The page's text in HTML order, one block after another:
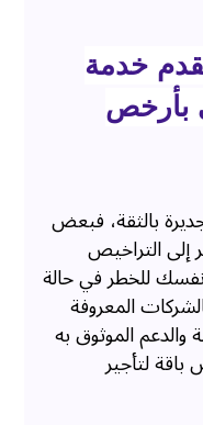
خدمة
بأرخص
بالثقة، فبعض
إلى التراخيص
للخطر في حالة
المعروفة
والدعم الموثوق به
لتأجير